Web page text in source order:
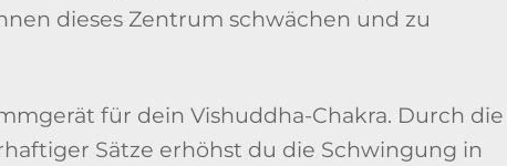
dieses Zentrum schwächen und zu
für dein Vishuddha-Chakra. Durch die
Sätze erhöhst du die Schwingung in